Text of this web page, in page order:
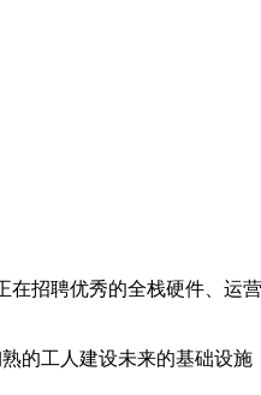
在招聘优秀的全栈硬件、
的工人建设未来的基础设